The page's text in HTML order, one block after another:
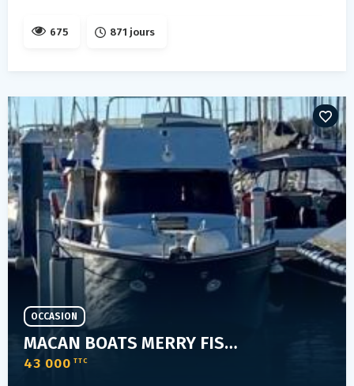
675 871 jours
MACAN BOATS MERRY FISHER 930 FLY
43 000 TTC
OCCASION